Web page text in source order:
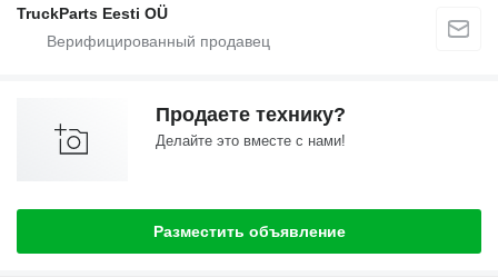
TruckParts Eesti OÜ
Продаете технику?
Делайте это вместе с нами!
Разместить объявление